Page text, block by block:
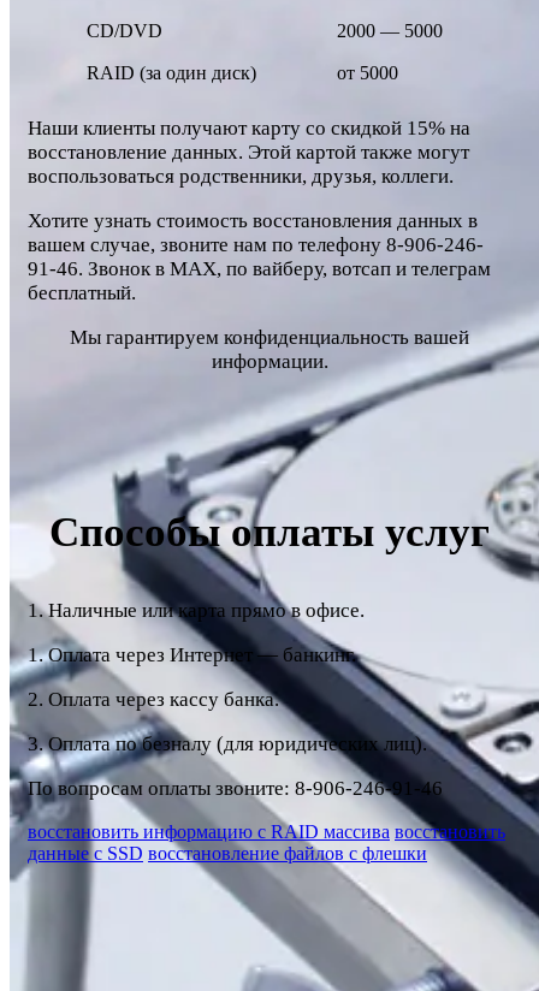
CD/DVD 2000 — 5000
RAID (за один диск) от 5000
Наши клиенты получают карту со скидкой 15% на
восстановление данных. Этой картой также могут
воспользоваться родственники, друзья, коллеги.
Хотите узнать стоимость восстановления данных в
вашем случае, звоните нам по телефону 8-906-246-
91-46. Звонок в MAX, по вайберу, вотсап и телеграм
бесплатный.
Мы гарантируем конфиденциальность вашей
информации.
Способы оплаты услуг
1. Наличные или карта прямо в офисе.
1. Оплата через Интернет — банкинг.
2. Оплата через кассу банка.
3. Оплата по безналу (для юридических лиц).
По вопросам оплаты звоните: 8-906-246-91-46
восстановить информацию с RAID массива восстановить
данные с SSD восстановление файлов с флешки